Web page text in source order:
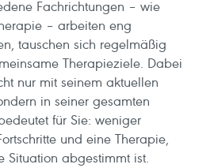
Fachrichtungen – wie
– arbeiten eng
tauschen sich regelmäßig
Therapieziele. Dabei
nur mit seinem aktuellen
in seiner gesamten
für Sie: weniger
und eine Therapie,
Situation abgestimmt ist.